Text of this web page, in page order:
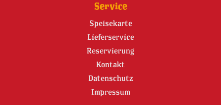
Service
Speisekarte
Lieferservice
Reservierung
Kontakt
Datenschutz
Impressum